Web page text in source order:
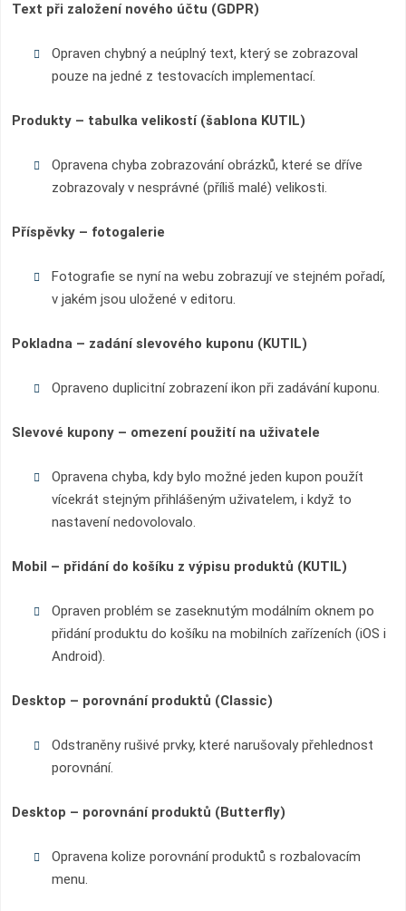
Text při založení nového účtu (GDPR)
Opraven chybný a neúplný text, který se zobrazoval
pouze na jedné z testovacích implementací.
Produkty – tabulka velikostí (šablona KUTIL)
Opravena chyba zobrazování obrázků, které se dříve
zobrazovaly v nesprávné (příliš malé) velikosti.
Příspěvky – fotogalerie
Fotografie se nyní na webu zobrazují ve stejném pořadí,
v jakém jsou uložené v editoru.
Pokladna – zadání slevového kuponu (KUTIL)
Opraveno duplicitní zobrazení ikon při zadávání kuponu.
Slevové kupony – omezení použití na uživatele
Opravena chyba, kdy bylo možné jeden kupon použít
vícekrát stejným přihlášeným uživatelem, i když to
nastavení nedovolovalo.
Mobil – přidání do košíku z výpisu produktů (KUTIL)
Opraven problém se zaseknutým modálním oknem po
přidání produktu do košíku na mobilních zařízeních (iOS i
Android).
Desktop – porovnání produktů (Classic)
Odstraněny rušivé prvky, které narušovaly přehlednost
porovnání.
Desktop – porovnání produktů (Butterfly)
Opravena kolize porovnání produktů s rozbalovacím
menu.